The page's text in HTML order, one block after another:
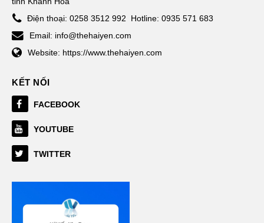
Điện thoại: 0258 3512 992
Hotline: 0935 571 683
Email: info@thehaiyen.com
Website: https://www.thehaiyen.com
KẾT NỐI
FACEBOOK
YOUTUBE
TWITTER